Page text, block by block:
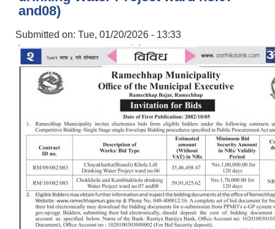
and08)
Submitted on: Tue, 01/20/2026 - 13:33